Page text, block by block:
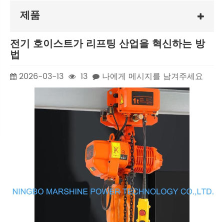
제품
전기 호이스트가 리프팅 산업을 혁신하는 방
법
2026-03-13 13 나에게 메시지를 남겨주세요